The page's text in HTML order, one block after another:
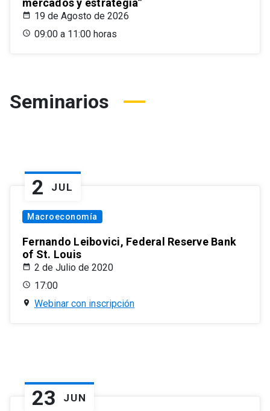
mercados y estrategia”
19 de Agosto de 2026
09:00 a 11:00 horas
Seminarios
2 JUL
Macroeconomía
Fernando Leibovici, Federal Reserve Bank
of St. Louis
2 de Julio de 2020
17:00
Webinar con inscripción
23 JUN